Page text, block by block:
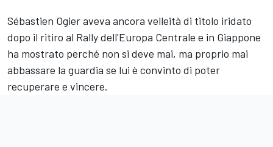
Sébastien Ogier aveva ancora velleità di titolo iridato
dopo il ritiro al Rally dell'Europa Centrale e in Giappone
ha mostrato perché non si deve mai, ma proprio mai
abbassare la guardia se lui è convinto di poter
recuperare e vincere.